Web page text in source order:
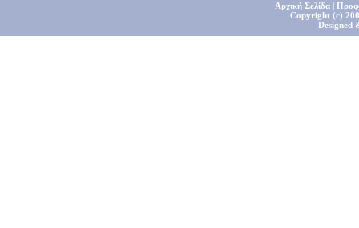
Αρχική Σελίδα|
Copyright (c)
Designed